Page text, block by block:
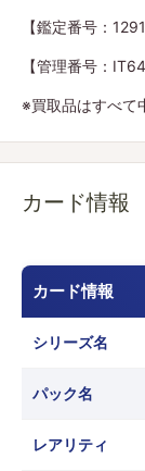
【鑑定番号：
【管理番号：
※買取品はすべて
カード情報
カード情報
シリーズ名
パック名
レアリティ